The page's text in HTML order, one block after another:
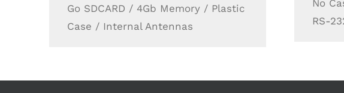
Go SDCARD / 4Gb Memory / Plastic
Case / Internal Antennas
No
RS-